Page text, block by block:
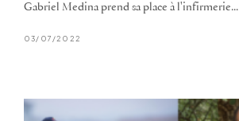
Gabriel Medina prend sa place à l'infirmerie...
03/07/2022